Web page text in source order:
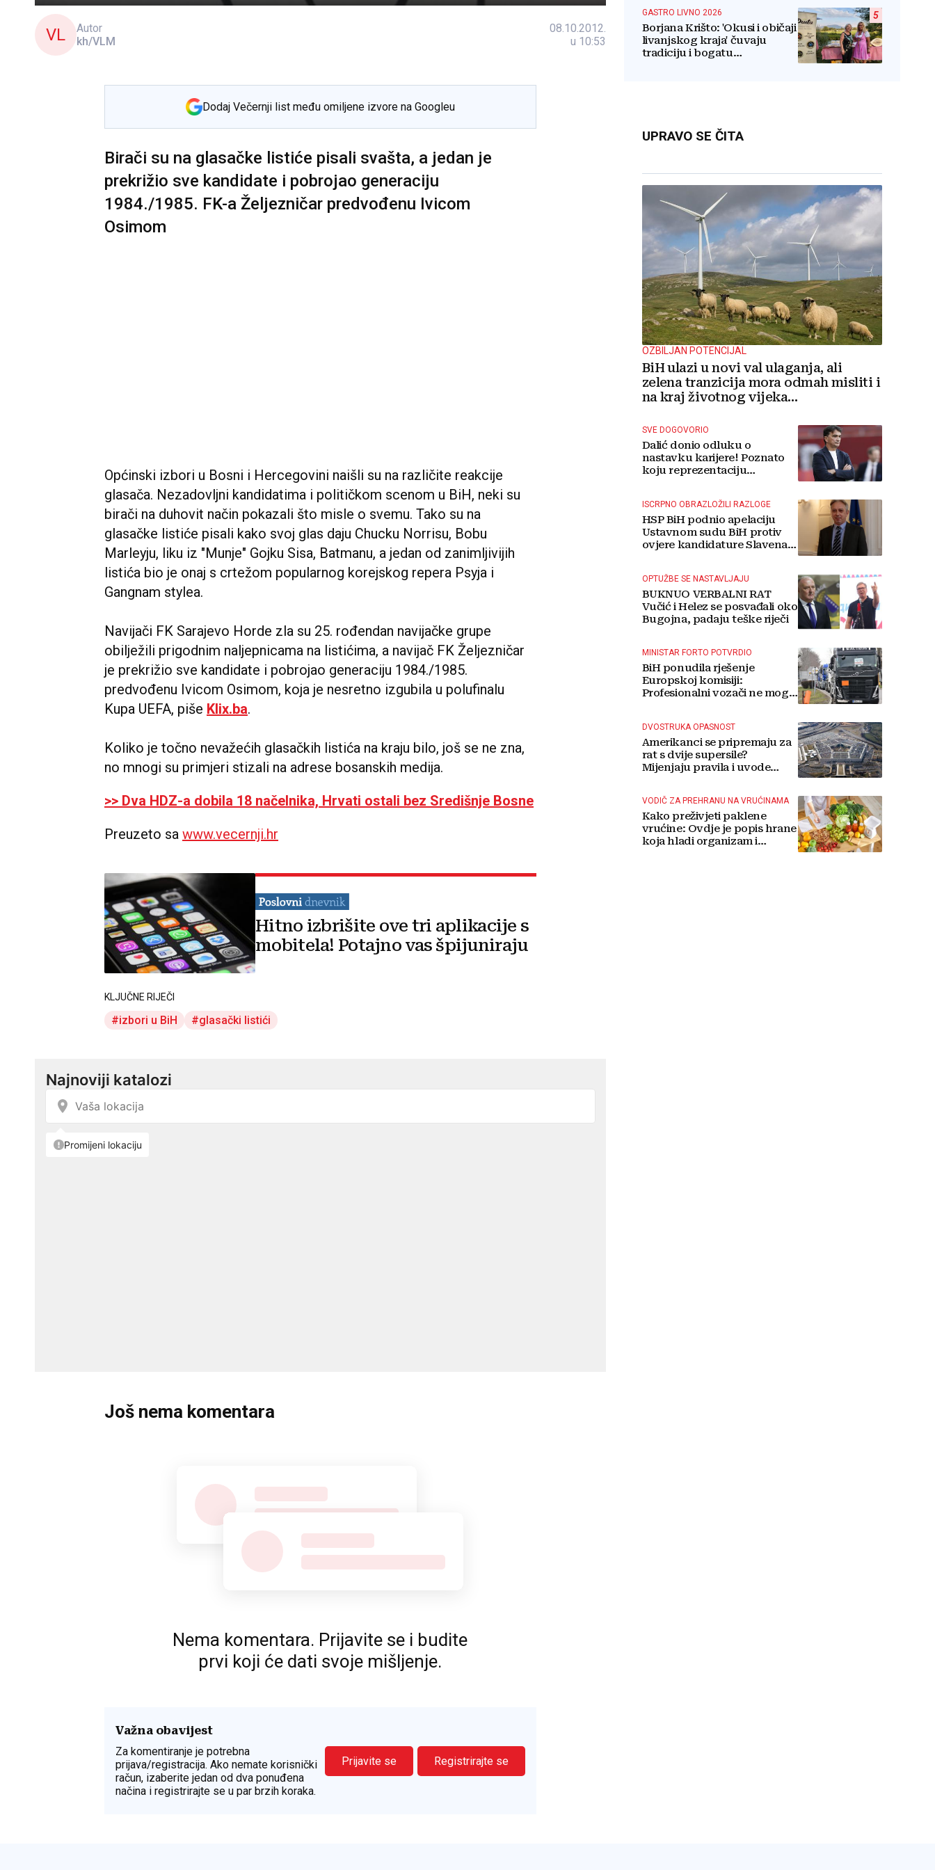
VL
Autor
kh/VLM
08.10.2012.
u 10:53
Dodaj Večernji list među omiljene izvore na Googleu
Birači su na glasačke listiće pisali svašta, a jedan je
prekrižio sve kandidate i pobrojao generaciju
1984./1985. FK-a Željezničar predvođenu Ivicom
Osimom
Općinski izbori u Bosni i Hercegovini naišli su na različite reakcije
glasača. Nezadovljni kandidatima i političkom scenom u BiH, neki su
birači na duhovit način pokazali što misle o svemu. Tako su na
glasačke listiće pisali kako svoj glas daju Chucku Norrisu, Bobu
Marleyju, liku iz "Munje" Gojku Sisa, Batmanu, a jedan od zanimljivijih
listića bio je onaj s crtežom popularnog korejskog repera Psyja i
Gangnam stylea.
Navijači FK Sarajevo Horde zla su 25. rođendan navijačke grupe
obilježili prigodnim naljepnicama na listićima, a navijač FK Željezničar
je prekrižio sve kandidate i pobrojao generaciju 1984./1985.
predvođenu Ivicom Osimom, koja je nesretno izgubila u polufinalu
Kupa UEFA, piše Klix.ba.
Koliko je točno nevažećih glasačkih listića na kraju bilo, još se ne zna,
no mnogi su primjeri stizali na adrese bosanskih medija.
>> Dva HDZ-a dobila 18 načelnika, Hrvati ostali bez Središnje Bosne
Preuzeto sa www.vecernji.hr
Hitno izbrišite ove tri aplikacije s
mobitela! Potajno vas špijuniraju
KLJUČNE RIJEČI
izbori u BiH glasački listići
Još nema komentara
Nema komentara. Prijavite se i budite
prvi koji će dati svoje mišljenje.
Važna obavijest
Za komentiranje je potrebna
prijava/registracija. Ako nemate korisnički
račun, izaberite jedan od dva ponuđena
načina i registrirajte se u par brzih koraka.
Prijavite se Registrirajte se
5
GASTRO LIVNO 2026
Borjana Krišto: 'Okusi i običaji
livanjskog kraja' čuvaju
tradiciju i bogatu
UPRAVO SE ČITA
OZBILJAN POTENCIJAL
BiH ulazi u novi val ulaganja, ali
zelena tranzicija mora odmah misliti i
na kraj životnog vijeka
SVE DOGOVORIO
Dalić donio odluku o
nastavku karijere! Poznato
koju reprezentaciju
ISCRPNO OBRAZLOŽILI RAZLOGE
HSP BiH podnio apelaciju
Ustavnom sudu BiH protiv
ovjere kandidature Slavena
OPTUŽBE SE NASTAVLJAJU
BUKNUO VERBALNI RAT
Vučić i Helez se posvađali oko
Bugojna, padaju teške riječi
MINISTAR FORTO POTVRDIO
BiH ponudila rješenje
Europskoj komisiji:
Profesionalni vozači ne mogu
DVOSTRUKA OPASNOST
Amerikanci se pripremaju za
rat s dvije supersile?
Mijenjaju pravila i uvode
VODIČ ZA PREHRANU NA VRUĆINAMA
Kako preživjeti paklene
vrućine: Ovdje je popis hrane
koja hladi organizam i